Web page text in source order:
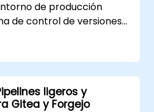
de producción
de control de versiones
otros SCD también
de este curso).
ligeros y
Gitea y Forgejo